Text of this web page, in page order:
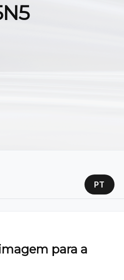
PT
para a